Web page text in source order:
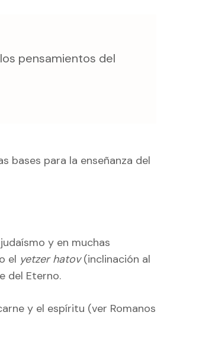
pensamientos del
bases para la enseñanza del
y en muchas
el yetzer hatov(inclinación al
del Eterno.
y el espíritu (ver Romanos